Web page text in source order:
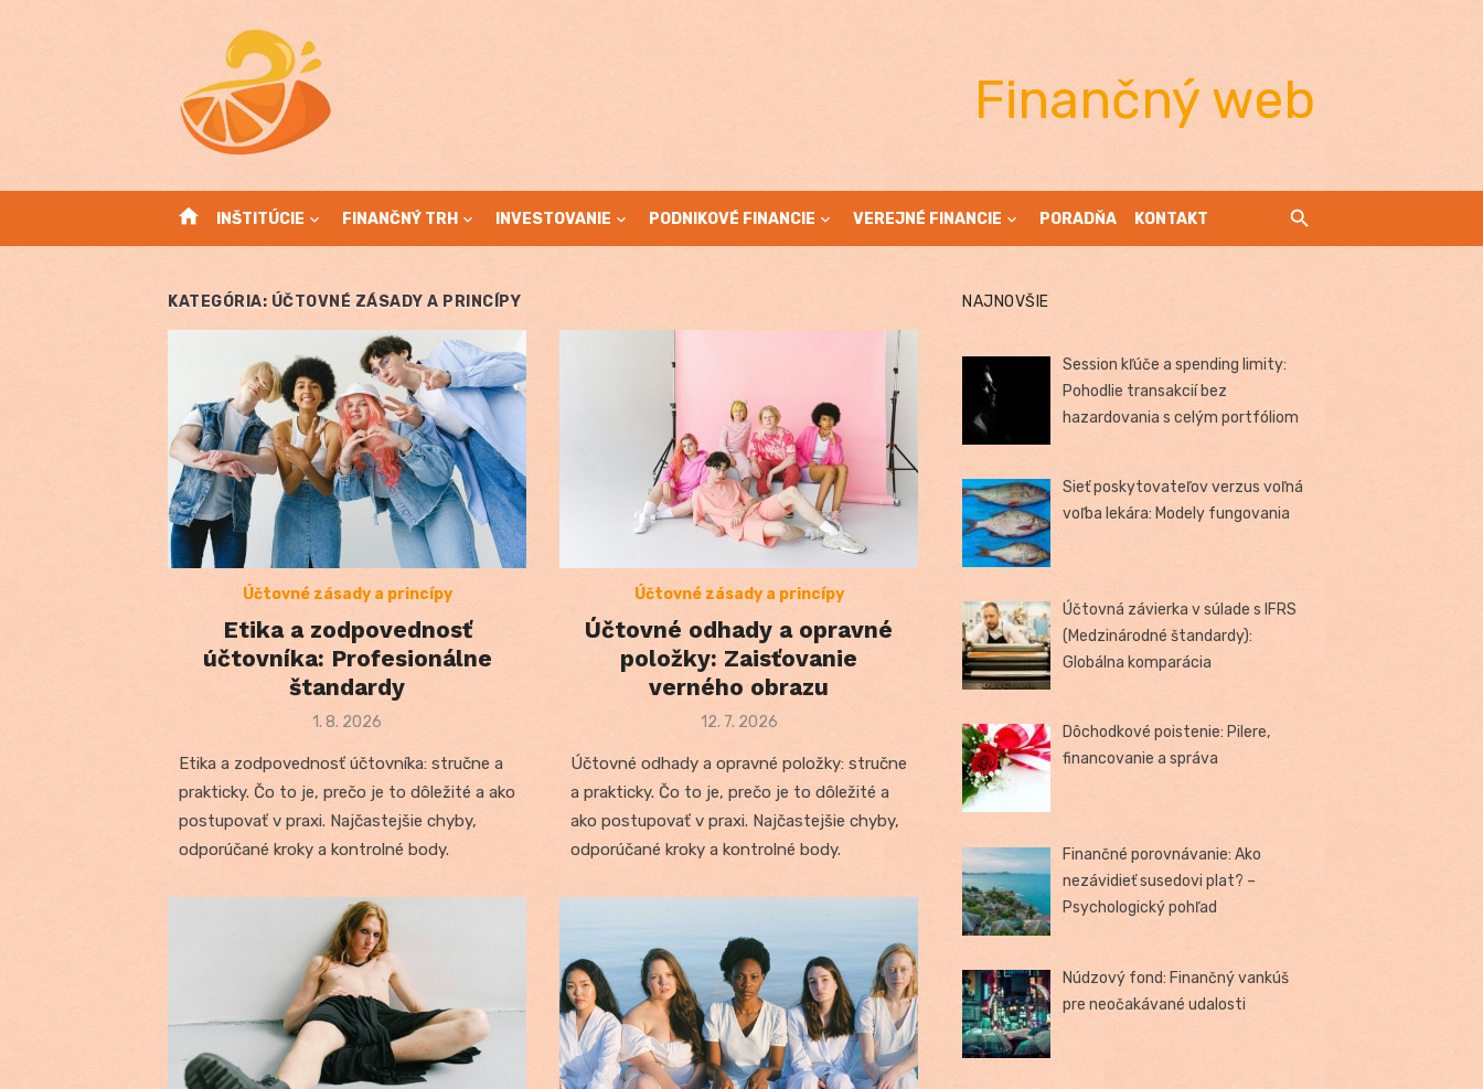
Finančný web
home INŠTITÚCIE FINANČNÝ TRH INVESTOVANIE PODNIKOVÉ FINANCIE VEREJNÉ FINANCIE PORADŇA KONTAKT
KATEGÓRIA: ÚČTOVNÉ ZÁSADY A PRINCÍPY
Účtovné zásady a princípy
Etika a zodpovednosť
účtovníka: Profesionálne
štandardy
Posted
1. 8. 2026
Etika a zodpovednosť účtovníka: stručne a
prakticky. Čo to je, prečo je to dôležité a ako
postupovať v praxi. Najčastejšie chyby,
odporúčané kroky a kontrolné body.
Účtovné zásady a princípy
Účtovné odhady a opravné
položky: Zaisťovanie
verného obrazu
Posted
12. 7. 2026
Účtovné odhady a opravné položky: stručne
a prakticky. Čo to je, prečo je to dôležité a
ako postupovať v praxi. Najčastejšie chyby,
odporúčané kroky a kontrolné body.
NAJNOVŠIE
Session kľúče a spending limity:
Pohodlie transakcií bez
hazardovania s celým portfóliom
Sieť poskytovateľov verzus voľná
voľba lekára: Modely fungovania
Účtovná závierka v súlade s IFRS
(Medzinárodné štandardy):
Globálna komparácia
Dôchodkové poistenie: Pilere,
financovanie a správa
Finančné porovnávanie: Ako
nezávidieť susedovi plat? –
Psychologický pohľad
Núdzový fond: Finančný vankúš
pre neočakávané udalosti